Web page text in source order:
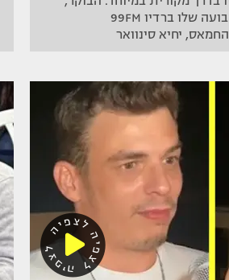
פתח המגיש את התכנית הקבועה שלו ברדיו 99FM
יחיא סינוואר